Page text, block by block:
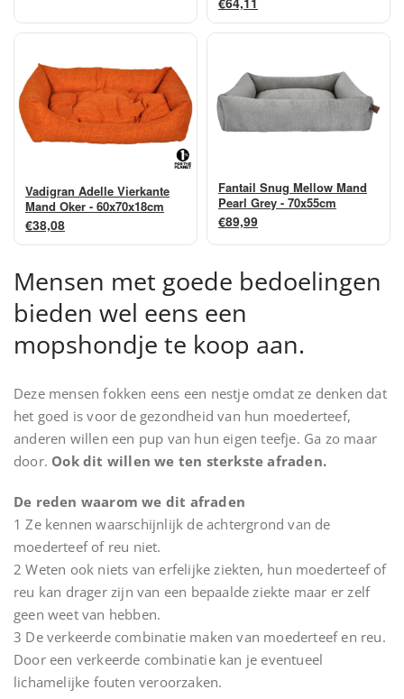
Vadigran Adelle Vierkante
Mand Oker - 60x70x18cm
€38,08
Fantail Snug Mellow Mand
Pearl Grey - 70x55cm
€89,99
Mensen met goede bedoelingen
bieden wel eens een
mopshondje te koop aan.
Deze mensen fokken eens een nestje omdat ze denken dat
het goed is voor de gezondheid van hun moederteef,
anderen willen een pup van hun eigen teefje. Ga zo maar
door. Ook dit willen we ten sterkste afraden.
De reden waarom we dit afraden
1 Ze kennen waarschijnlijk de achtergrond van de
moederteef of reu niet.
2 Weten ook niets van erfelijke ziekten, hun moederteef of
reu kan drager zijn van een bepaalde ziekte maar er zelf
geen weet van hebben.
3 De verkeerde combinatie maken van moederteef en reu.
Door een verkeerde combinatie kan je eventueel
lichamelijke fouten veroorzaken.